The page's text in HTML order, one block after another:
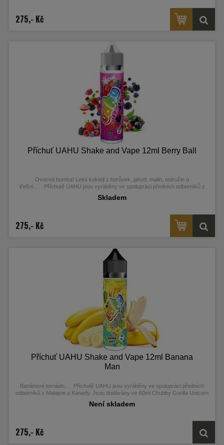
275,- Kč
Příchuť UAHU Shake and Vape 12ml Berry Ball
Ovocná bomba! Letní koktejl z borůvek, jahod, malin, ostružin a
třešní....
Příchutě UAHU jsou vyráběny ve spolupráci předních odborníků z
které obsahují 12ml koncentrátu.
Skladem
275,- Kč
Příchuť UAHU Shake and Vape 12ml Banana
Man
Banánové tornádo....
Příchutě UAHU jsou vyráběny ve spolupráci předních
odborníků z Malajsie a Kanady. Jsou dodávány ve 60ml Chubby Gorilla Unicorn
lahvičkách, které obsahují 12ml koncentrátu.
Není skladem
275,- Kč